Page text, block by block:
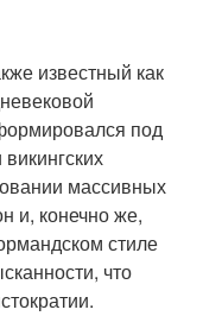
известный как
под
массивных
и, конечно же,
стиле
что